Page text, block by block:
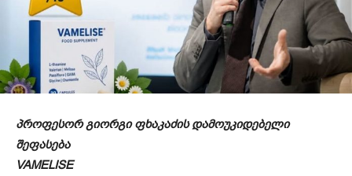
პროფესორ გიორგი ფხაკაძის დამოუკიდებელი
შეფასება
VAMELISE